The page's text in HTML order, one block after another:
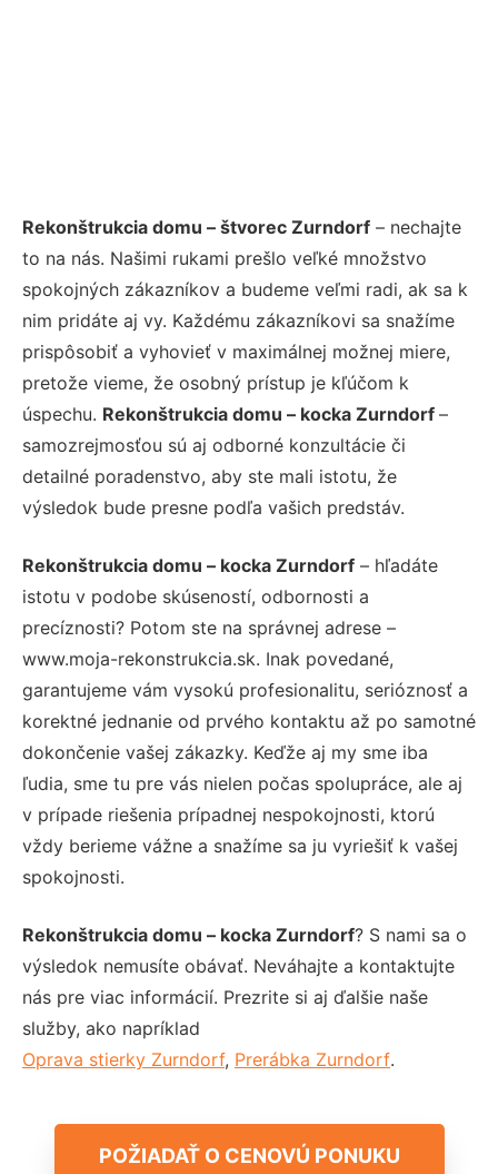
Rekonštrukcia domu – štvorec Zurndorf – nechajte
to na nás. Našimi rukami prešlo veľké množstvo
spokojných zákazníkov a budeme veľmi radi, ak sa k
nim pridáte aj vy. Každému zákazníkovi sa snažíme
prispôsobiť a vyhovieť v maximálnej možnej miere,
pretože vieme, že osobný prístup je kľúčom k
úspechu. Rekonštrukcia domu – kocka Zurndorf –
samozrejmosťou sú aj odborné konzultácie či
detailné poradenstvo, aby ste mali istotu, že
výsledok bude presne podľa vašich predstáv.
Rekonštrukcia domu – kocka Zurndorf – hľadáte
istotu v podobe skúseností, odbornosti a
precíznosti? Potom ste na správnej adrese –
www.moja-rekonstrukcia.sk. Inak povedané,
garantujeme vám vysokú profesionalitu, serióznosť a
korektné jednanie od prvého kontaktu až po samotné
dokončenie vašej zákazky. Keďže aj my sme iba
ľudia, sme tu pre vás nielen počas spolupráce, ale aj
v prípade riešenia prípadnej nespokojnosti, ktorú
vždy berieme vážne a snažíme sa ju vyriešiť k vašej
spokojnosti.
Rekonštrukcia domu – kocka Zurndorf? S nami sa o
výsledok nemusíte obávať. Neváhajte a kontaktujte
nás pre viac informácií. Prezrite si aj ďalšie naše
služby, ako napríklad
Oprava stierky Zurndorf, Prerábka Zurndorf.
POŽIADAŤ O CENOVÚ PONUKU